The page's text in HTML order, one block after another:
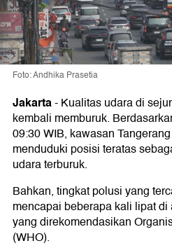
Foto: Andhika Prasetia
Jakarta-Kualitas udara di
kembali memburuk.
09:30 WIB, kawasan
menduduki posisi teratas
udara terburuk.
Bahkan, tingkat polusi yang
mencapai beberapa kali lipat
yang direkomendasikan
(WHO).